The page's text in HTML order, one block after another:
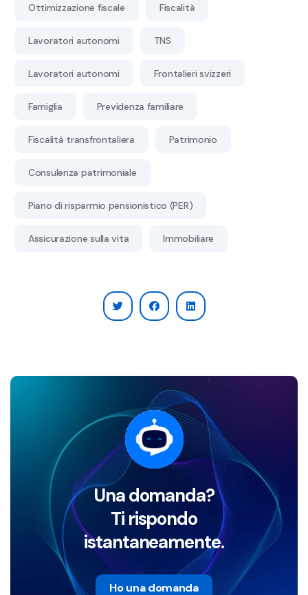
Ottimizzazione fiscale Fiscalità
Lavoratori autonomi TNS
Lavoratori autonomi Frontalieri svizzeri
Famiglia Previdenza familiare
Fiscalità transfrontaliera Patrimonio
Consulenza patrimoniale
Piano di risparmio pensionistico (PER)
Assicurazione sulla vita Immobiliare
Una domanda?
Ti rispondo
istantaneamente.
Ho una domanda